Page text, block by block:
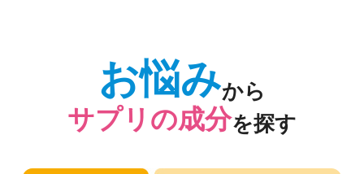
お悩みから
サプリの成分を探す